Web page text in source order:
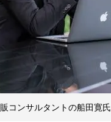
コンサルタントの船田寛氏